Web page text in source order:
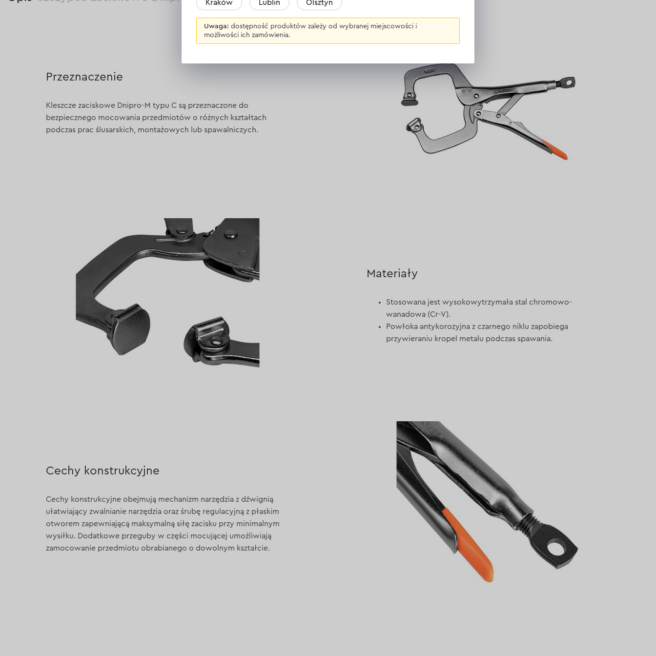
Przeznaczenie
Kleszcze zaciskowe Dnipro-M typu C są przeznaczone do
bezpiecznego mocowania przedmiotów o różnych kształtach
podczas prac ślusarskich, montażowych lub spawalniczych.
Materiały
Stosowana jest wysokowytrzymała stal chromowo-
wanadowa (Cr-V).
Powłoka antykorozyjna z czarnego niklu zapobiega
przywieraniu kropel metalu podczas spawania.
Cechy konstrukcyjne
Cechy konstrukcyjne obejmują mechanizm narzędzia z dźwignią
ułatwiający zwalnianie narzędzia oraz śrubę regulacyjną z płaskim
otworem zapewniającą maksymalną siłę zacisku przy minimalnym
wysiłku. Dodatkowe przeguby w części mocującej umożliwiają
zamocowanie przedmiotu obrabianego o dowolnym kształcie.
Kraków Lublin Olsztyn
Uwaga: dostępność produktów zależy od wybranej miejscowości i
możliwości ich zamówienia.